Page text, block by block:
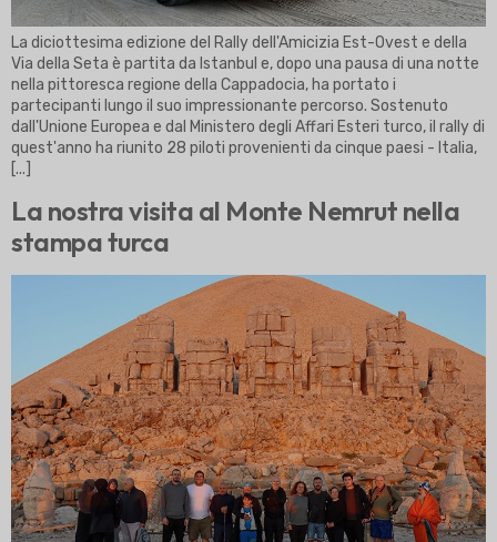
La diciottesima edizione del Rally dell'Amicizia Est-Ovest e della
Via della Seta è partita da Istanbul e, dopo una pausa di una notte
nella pittoresca regione della Cappadocia, ha portato i
partecipanti lungo il suo impressionante percorso. Sostenuto
dall'Unione Europea e dal Ministero degli Affari Esteri turco, il rally di
quest'anno ha riunito 28 piloti provenienti da cinque paesi - Italia,
[...]
La nostra visita al Monte Nemrut nella
stampa turca